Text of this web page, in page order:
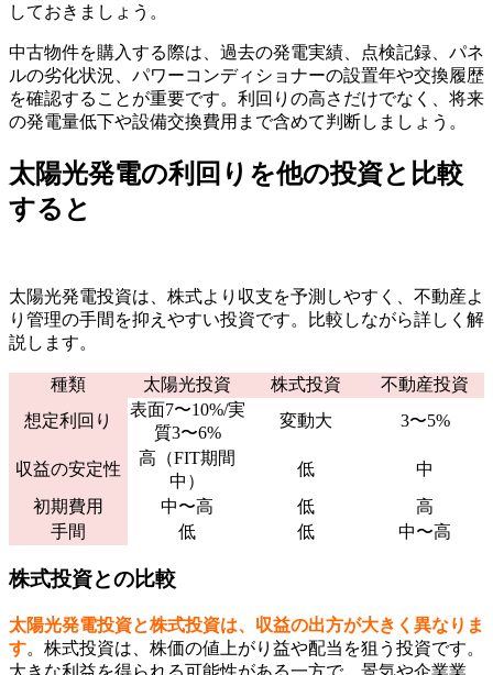
しておきましょう。
中古物件を購入する際は、過去の発電実績、点検記録、パネ
ルの劣化状況、パワーコンディショナーの設置年や交換履歴
を確認することが重要です。利回りの高さだけでなく、将来
の発電量低下や設備交換費用まで含めて判断しましょう。
太陽光発電の利回りを他の投資と比較
すると
太陽光発電投資は、株式より収支を予測しやすく、不動産よ
り管理の手間を抑えやすい投資です。比較しながら詳しく解
説します。
種類 太陽光投資 株式投資
不動産投資
想定利回り
表面7〜10%/実
質3〜6%
変動大 3〜5%
収益の安定性
高（FIT期間
中）
低
中
初期費用
中〜高 低
高
手間
低 低 中〜高
株式投資との比較
太陽光発電投資と株式投資は、収益の出方が大きく異なりま
す。株式投資は、株価の値上がり益や配当を狙う投資です。
大きな利益を得られる可能性がある一方で、景気や企業業